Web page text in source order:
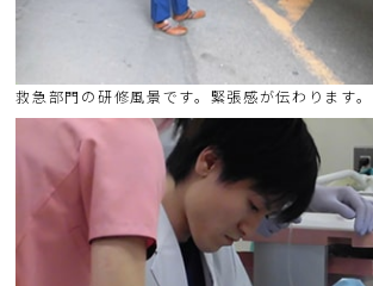
救急部門の研修風景です。緊張感が伝わります。